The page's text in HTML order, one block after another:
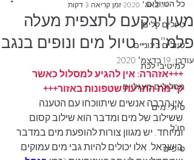
כל הטיולים
טיולים קלים
טיולים בינוניים
למיטיבי לכת
מסלולים מעגליים
טיולי מים
חו"ל
טיפים
מעין ירקעם לתצפית מעלה
פלמ"ח - טיול מים ונופים בנגב
31 באוג׳ 2020
זמן קריאה 3 דקות
עודכן: 19 בדצמ׳ 2020
+++אזהרה: אין להגיע למסלול כאשר
קיימת התרעת שטפונות באזור+++
אין הרבה אנשים שיתווכחו עם הטענה
ששילוב של מים ומדבר הוא שילוב קסום
ומיוחד. יש מגוון צורות להופעת מים במדבר
בישראל. אלו יכולים להיות גבי מים עמוקים